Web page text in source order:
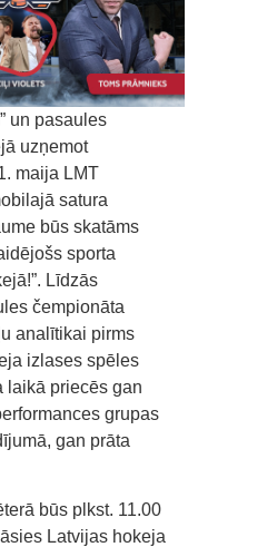
un pasaules
uzņemot
maija LMT
satura
būs skatāms
sporta
Līdzās
čempionāta
analītikai pirms
izlases spēles
laikā priecēs gan
grupas
gan prāta
būs plkst. 11.00
Latvijas hokeja